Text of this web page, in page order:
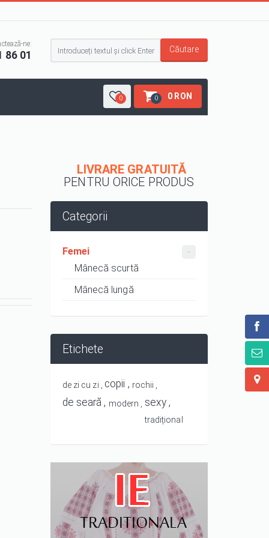
ne:
86 01
Formular de căutare
0 0 0 RON
LIVRARE GRATUITĂ
PENTRU ORICE PRODUS
Categorii
Femei
Mânecă scurtă
Mânecă lungă
Etichete
de zi cu zi copii rochii
de seară modern sexy
tradițional